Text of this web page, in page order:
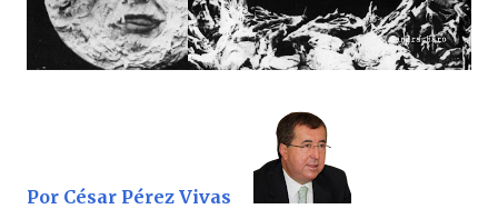
Por César Pérez Vivas